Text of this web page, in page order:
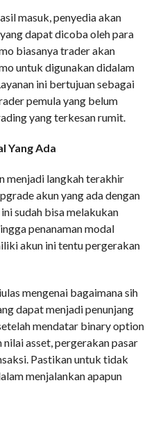
masuk, penyedia akan
dapat dicoba oleh para
biasanya trader akan
untuk digunakan didalam
ini bertujuan sebagai
pemula yang belum
yang terkesan rumit.
Yang Ada
menjadi langkah terakhir
akun yang ada dengan
sudah bisa melakukan
penanaman modal
akun ini tentu pergerakan
mengenai bagaimana sih
dapat menjadi penunjang
mendatar binary option
asset, pergerakan pasar
Pastikan untuk tidak
menjalankan apapun